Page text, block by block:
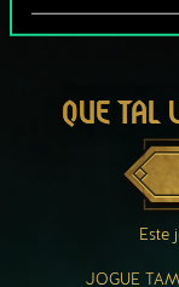
QUE TAL
Este
JOGUE